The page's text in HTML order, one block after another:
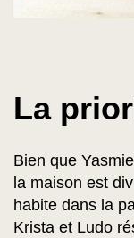
La
Bien que
la maison est
habite dans la
Krista et Ludo